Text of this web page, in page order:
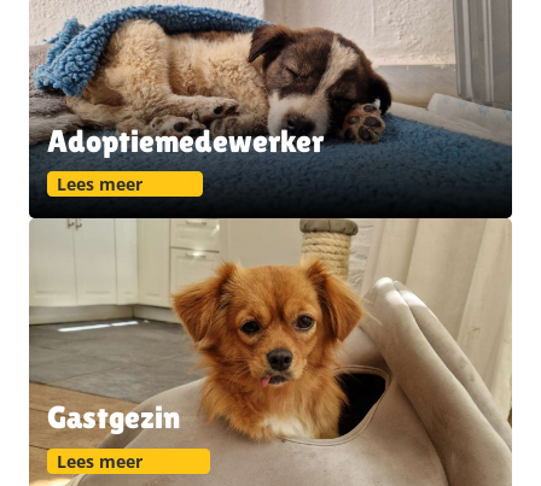
Adoptiemedewerker
Lees meer
Gastgezin
Lees meer